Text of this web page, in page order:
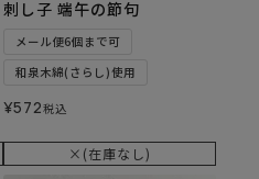
刺し子 端午の節句
メール便6個まで可
和泉木綿(さらし)使用
¥572税込
×(在庫なし)